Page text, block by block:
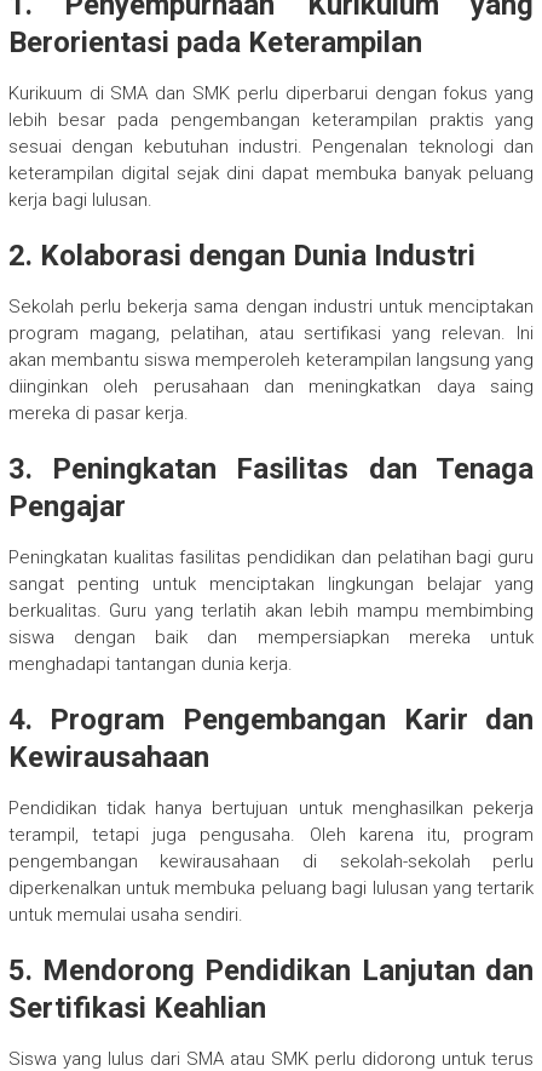
Berorientasi pada Keterampilan
Kurikuum di SMA dan SMK perlu diperbarui dengan fokus yang
lebih besar pada pengembangan keterampilan praktis yang
sesuai dengan kebutuhan industri. Pengenalan teknologi dan
keterampilan digital sejak dini dapat membuka banyak peluang
kerja bagi lulusan.
2. Kolaborasi dengan Dunia Industri
Sekolah perlu bekerja sama dengan industri untuk menciptakan
program magang, pelatihan, atau sertifikasi yang relevan. Ini
akan membantu siswa memperoleh keterampilan langsung yang
diinginkan oleh perusahaan dan meningkatkan daya saing
mereka di pasar kerja.
3. Peningkatan Fasilitas dan Tenaga
Pengajar
Peningkatan kualitas fasilitas pendidikan dan pelatihan bagi guru
sangat penting untuk menciptakan lingkungan belajar yang
berkualitas. Guru yang terlatih akan lebih mampu membimbing
siswa dengan baik dan mempersiapkan mereka untuk
menghadapi tantangan dunia kerja.
4. Program Pengembangan Karir dan
Kewirausahaan
Pendidikan tidak hanya bertujuan untuk menghasilkan pekerja
terampil, tetapi juga pengusaha. Oleh karena itu, program
pengembangan kewirausahaan di sekolah-sekolah perlu
diperkenalkan untuk membuka peluang bagi lulusan yang tertarik
untuk memulai usaha sendiri.
5. Mendorong Pendidikan Lanjutan dan
Sertifikasi Keahlian
Siswa yang lulus dari SMA atau SMK perlu didorong untuk terus